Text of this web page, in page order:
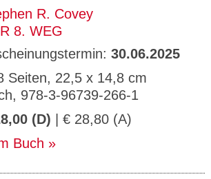
R. Covey
8. WEG
30.06.2025
Seiten, 22,5 x 14,8 cm
978-3-96739-266-1
(D) | € 28,80 (A)
Buch